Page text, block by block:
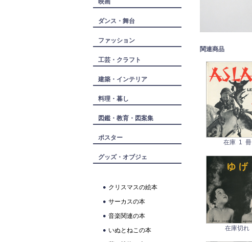
映画
ダンス・舞台
ファッション
工芸・クラフト
建築・インテリア
料理・暮し
図鑑・教育・図案集
ポスター
グッズ・オブジェ
クリスマスの絵本
サーカスの本
音楽関連の本
いぬとねこの本
関連商品
在庫 1 冊
在庫切れ